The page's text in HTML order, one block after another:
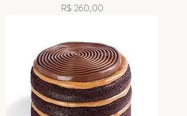
Preço
R$ 260,00